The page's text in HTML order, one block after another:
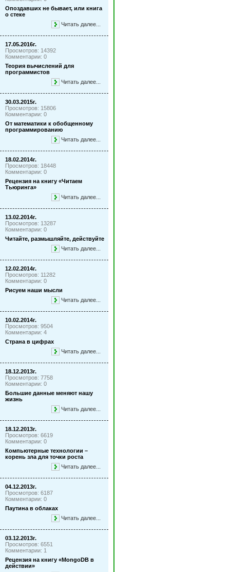
Опоздавших не бывает, или книга
о стеке
Читать далее...
17.05.2016г.
Просмотров: 14392
Комментарии: 0
Теория вычислений для
программистов
Читать далее...
30.03.2015г.
Просмотров: 15806
Комментарии: 0
От математики к обобщенному
программированию
Читать далее...
18.02.2014г.
Просмотров: 18448
Комментарии: 0
Рецензия на книгу «Читаем
Тьюринга»
Читать далее...
13.02.2014г.
Просмотров: 13287
Комментарии: 0
Читайте, размышляйте, действуйте
Читать далее...
12.02.2014г.
Просмотров: 11282
Комментарии: 0
Рисуем наши мысли
Читать далее...
10.02.2014г.
Просмотров: 9504
Комментарии: 4
Страна в цифрах
Читать далее...
18.12.2013г.
Просмотров: 7758
Комментарии: 0
Большие данные меняют нашу
жизнь
Читать далее...
18.12.2013г.
Просмотров: 6619
Комментарии: 0
Компьютерные технологии –
корень зла для точки роста
Читать далее...
04.12.2013г.
Просмотров: 6187
Комментарии: 0
Паутина в облаках
Читать далее...
03.12.2013г.
Просмотров: 6551
Комментарии: 1
Рецензия на книгу «MongoDB в
действии»